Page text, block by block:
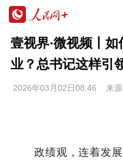
壹视界·微视频丨
业？总书记这样引
2026年03月02日08:46 来源
政绩观，连着发